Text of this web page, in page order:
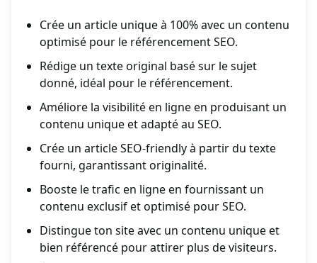
Crée un article unique à 100% avec un contenu
optimisé pour le référencement SEO.
Rédige un texte original basé sur le sujet
donné, idéal pour le référencement.
Améliore la visibilité en ligne en produisant un
contenu unique et adapté au SEO.
Crée un article SEO-friendly à partir du texte
fourni, garantissant originalité.
Booste le trafic en ligne en fournissant un
contenu exclusif et optimisé pour SEO.
Distingue ton site avec un contenu unique et
bien référencé pour attirer plus de visiteurs.